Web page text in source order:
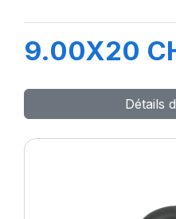
9.00X20
Détails